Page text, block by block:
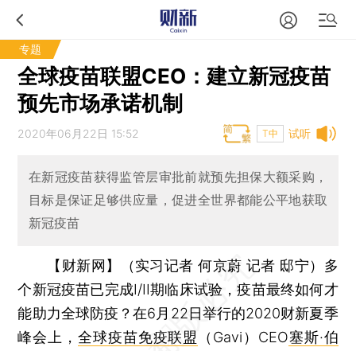
专题
全球疫苗联盟CEO：建立新冠疫苗
预先市场承诺机制
试听
2020年06月22日 15:52 T中
在新冠疫苗获得监管层审批前就预先担保大额采购，
目标是保证足够供应量，促进全世界都能公平地获取
新冠疫苗
【财新网】（实习记者 何京蔚 记者 邸宁） 多
个新冠疫苗已完成I/II期临床试验，疫苗最终如何才
能助力全球防疫？在6月22日举行的2020财新夏季
峰会上，全球疫苗免疫联盟 （Gavi）CEO塞斯·伯